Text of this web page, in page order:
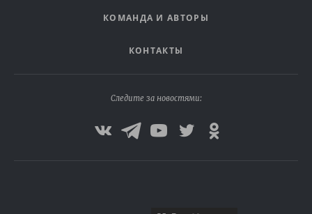
КОМАНДА И АВТОРЫ
КОНТАКТЫ
Следите за новостями: